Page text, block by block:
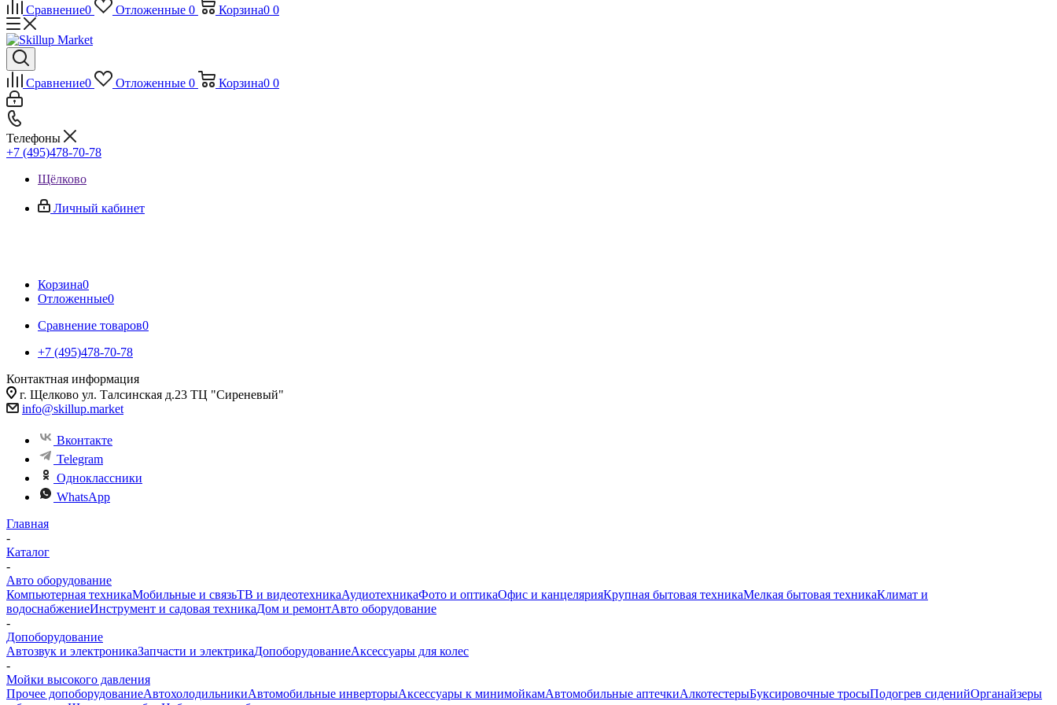
Сравнение0 Отложенные 0 Корзина0 0
Сравнение0 Отложенные 0 Корзина0 0
Телефоны
+7 (495)478-70-78
Щёлково
Личный кабинет
Корзина0
Отложенные0
Сравнение товаров0
+7 (495)478-70-78
Контактная информация
г. Щелково ул. Талсинская д.23 ТЦ "Сиреневый"
info@skillup.market
Вконтакте
Telegram
Одноклассники
WhatsApp
Главная
-
Каталог
-
Авто оборудование
Компьютерная техникаМобильные и связьТВ и видеотехникаАудиотехникаФото и оптикаОфис и канцелярияКрупная бытовая техникаМелкая бытовая техникаКлимат и
водоснабжениеИнструмент и садовая техникаДом и ремонтАвто оборудование
-
Допоборудование
Автозвук и электроникаЗапчасти и электрикаДопоборудованиеАксессуары для колес
-
Мойки высокого давления
Прочее допоборудованиеАвтохолодильникиАвтомобильные инверторыАксессуары к минимойкамАвтомобильные аптечкиАлкотестерыБуксировочные тросыПодогрев сиденийОрганайзеры